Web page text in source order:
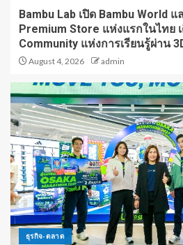
Bambu Lab เปิด Bambu World
Premium Store แห่งแรกในไทย
Community แห่งการเรียนรู้ผ่าน
August 4, 2026 admin
ธุรกิจ-ตลาด